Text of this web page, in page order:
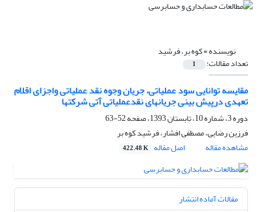
نویسنده =کوه بر، فرشید
تعداد مقالات: 1
مقایسه توانایی سود عملیاتی، جریان وجوه نقد عملیاتی واجزای اقلام
تعهدی درپیش بینی جریانهای نقدعملیاتی آتی شرکتها
دوره 3، شماره 10، تابستان 1393، صفحه
52-63
فرزین رضایی، مصطفی افشار، فرشید کوه بر
مشاهده مقاله
اصل مقاله 422.48 K
مقالات آماده انتشار